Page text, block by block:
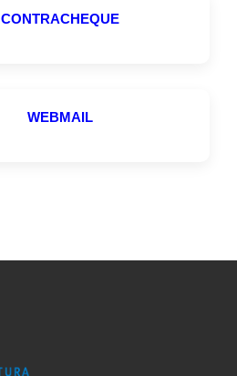
CONTRACHEQUE
WEBMAIL